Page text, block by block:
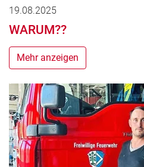
19.08.2025
WARUM??
Mehr anzeigen